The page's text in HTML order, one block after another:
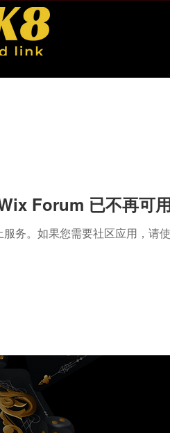
Forum 已不再可
务。如果您需要社区应用，请使